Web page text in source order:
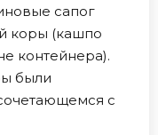
сапог
коры (кашпо
контейнера).
были
с